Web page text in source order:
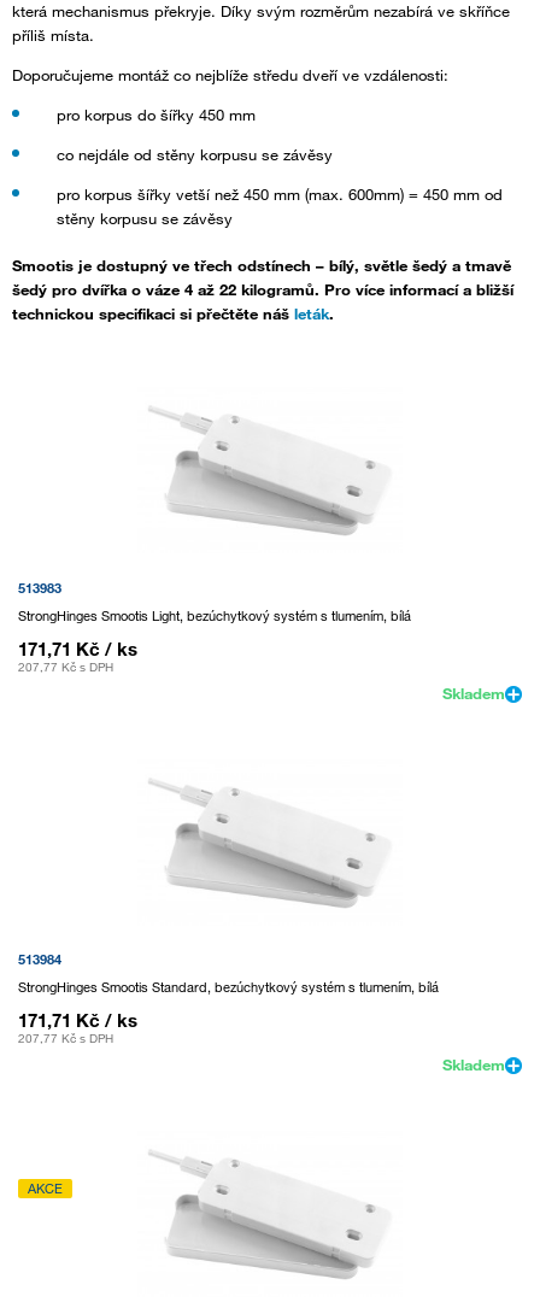
která mechanismus překryje. Díky svým rozměrům nezabírá ve skříňce
příliš místa.
Doporučujeme montáž co nejblíže středu dveří ve vzdálenosti:
pro korpus do šířky 450 mm
co nejdále od stěny korpusu se závěsy
pro korpus šířky vetší než 450 mm (max. 600mm) = 450 mm od
stěny korpusu se závěsy
Smootis je dostupný ve třech odstínech – bílý, světle šedý a tmavě
šedý pro dvířka o váze 4 až 22 kilogramů. Pro více informací a bližší
technickou specifikaci si přečtěte náš leták.
513983
StrongHinges Smootis Light, bezúchytkový systém s tlumením, bílá
171,71 Kč / ks
207,77 Kč s DPH
Skladem
513984
StrongHinges Smootis Standard, bezúchytkový systém s tlumením, bílá
171,71 Kč / ks
207,77 Kč s DPH
Skladem
AKCE